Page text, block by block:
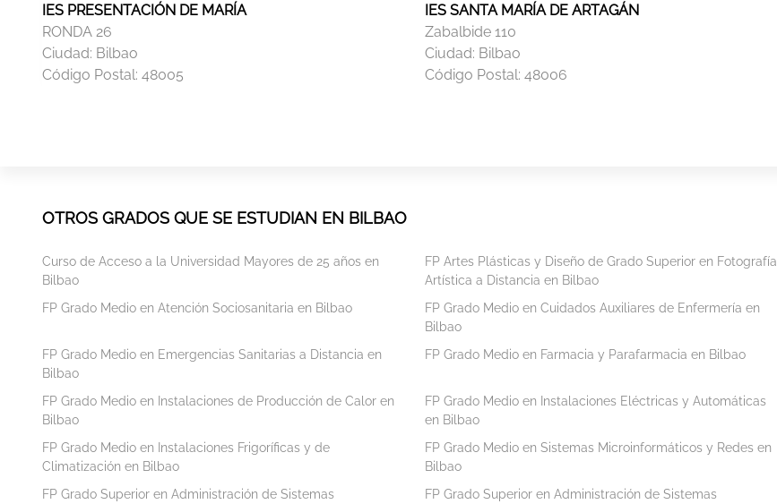
IES PRESENTACIÓN DE MARÍA
RONDA 26
Ciudad: Bilbao
Código Postal: 48005
IES SANTA MARÍA DE ARTAGÁN
Zabalbide 110
Ciudad: Bilbao
Código Postal: 48006
OTROS GRADOS QUE SE ESTUDIAN EN BILBAO
Curso de Acceso a la Universidad Mayores de 25 años en
Bilbao
FP Artes Plásticas y Diseño de Grado Superior en Fotografía
Artística a Distancia en Bilbao
FP Grado Medio en Atención Sociosanitaria en Bilbao
FP Grado Medio en Cuidados Auxiliares de Enfermería en
Bilbao
FP Grado Medio en Emergencias Sanitarias a Distancia en
Bilbao
FP Grado Medio en Farmacia y Parafarmacia en Bilbao
FP Grado Medio en Instalaciones de Producción de Calor en
Bilbao
FP Grado Medio en Instalaciones Eléctricas y Automáticas
en Bilbao
FP Grado Medio en Instalaciones Frigoríficas y de
Climatización en Bilbao
FP Grado Medio en Sistemas Microinformáticos y Redes en
Bilbao
FP Grado Superior en Administración de Sistemas
FP Grado Superior en Administración de Sistemas